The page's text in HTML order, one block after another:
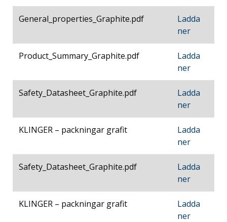
General_properties_Graphite.pdf
Ladda
ner
Product_Summary_Graphite.pdf
Ladda
ner
Safety_Datasheet_Graphite.pdf
Ladda
ner
KLINGER – packningar grafit
Ladda
ner
Safety_Datasheet_Graphite.pdf
Ladda
ner
KLINGER – packningar grafit
Ladda
ner